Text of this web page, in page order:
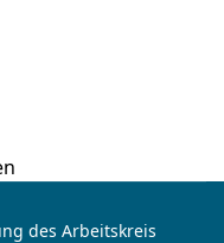
des Arbeitskreis